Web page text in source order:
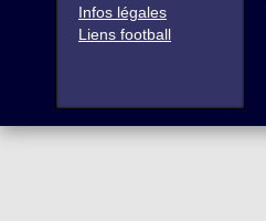
Infos légales
Liens football